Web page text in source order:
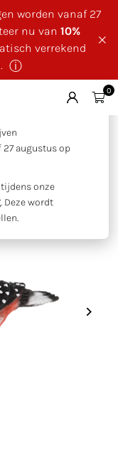
worden vanaf 27
nu van 10%
verrekend
ⓘ
×
27 augustus op
onze
. Deze wordt
0